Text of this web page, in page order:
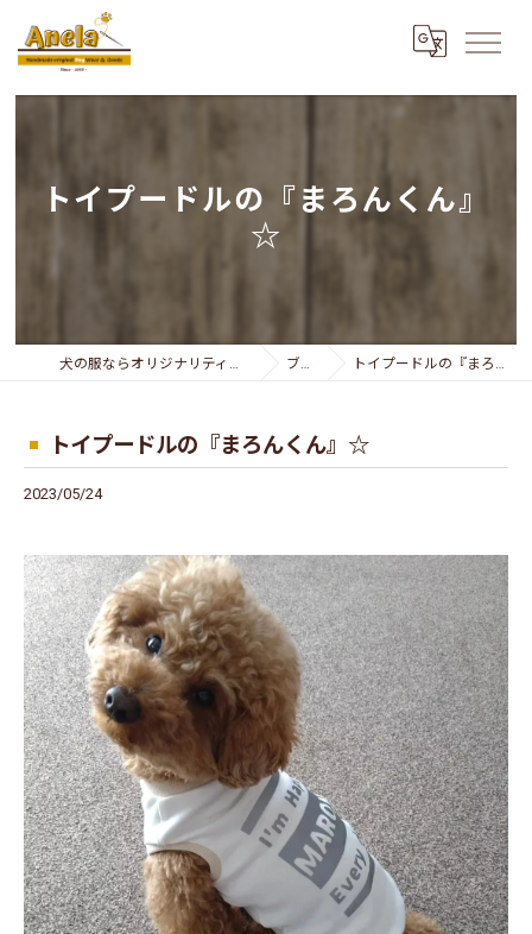
トイプードルの『まろんくん』
☆
犬の服ならオリジナリティー溢れるAnela ブログ トイプードルの『まろんくん』☆
トイプードルの『まろんくん』☆
2023/05/24